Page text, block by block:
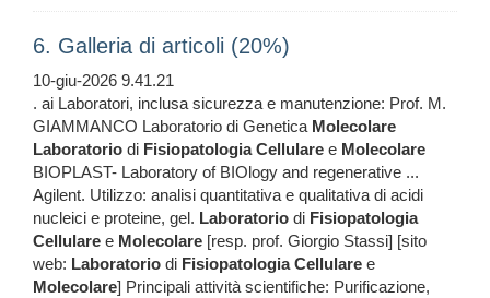
6. Galleria di articoli (20%)
10-giu-2026 9.41.21
. ai Laboratori, inclusa sicurezza e manutenzione: Prof. M.
GIAMMANCO Laboratorio di Genetica Molecolare
Laboratorio di Fisiopatologia Cellulare e Molecolare
BIOPLAST- Laboratory of BIOlogy and regenerative ...
Agilent. Utilizzo: analisi quantitativa e qualitativa di acidi
nucleici e proteine, gel. Laboratorio di Fisiopatologia
Cellulare e Molecolare [resp. prof. Giorgio Stassi] [sito
web: Laboratorio di Fisiopatologia Cellulare e
Molecolare] Principali attività scientifiche: Purificazione,